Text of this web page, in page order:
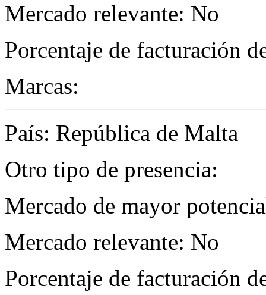
Mercado relevante: No
Porcentaje de facturación
Marcas:
País: República de Malta
Otro tipo de presencia:
Mercado de mayor
Mercado relevante: No
Porcentaje de facturación